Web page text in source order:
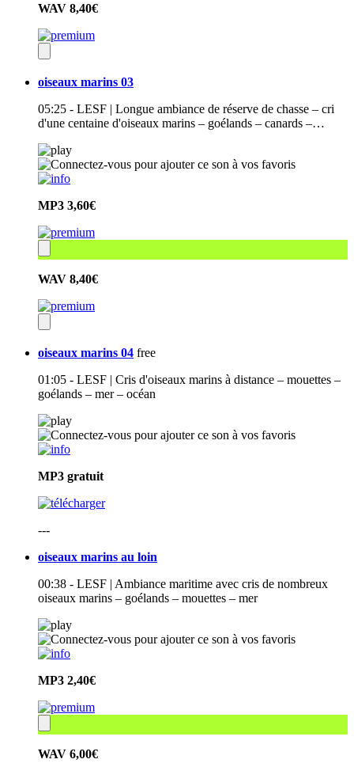
WAV 8,40€
oiseaux marins 03
05:25 - LESF | Longue ambiance de réserve de chasse – cri
d'une centaine d'oiseaux marins – goélands – canards –…
MP3 3,60€
WAV 8,40€
oiseaux marins 04 free
01:05 - LESF | Cris d'oiseaux marins à distance – mouettes –
goélands – mer – océan
MP3 gratuit
---
oiseaux marins au loin
00:38 - LESF | Ambiance maritime avec cris de nombreux
oiseaux marins – goélands – mouettes – mer
MP3 2,40€
WAV 6,00€